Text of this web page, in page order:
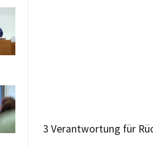
3 Verantwortung für